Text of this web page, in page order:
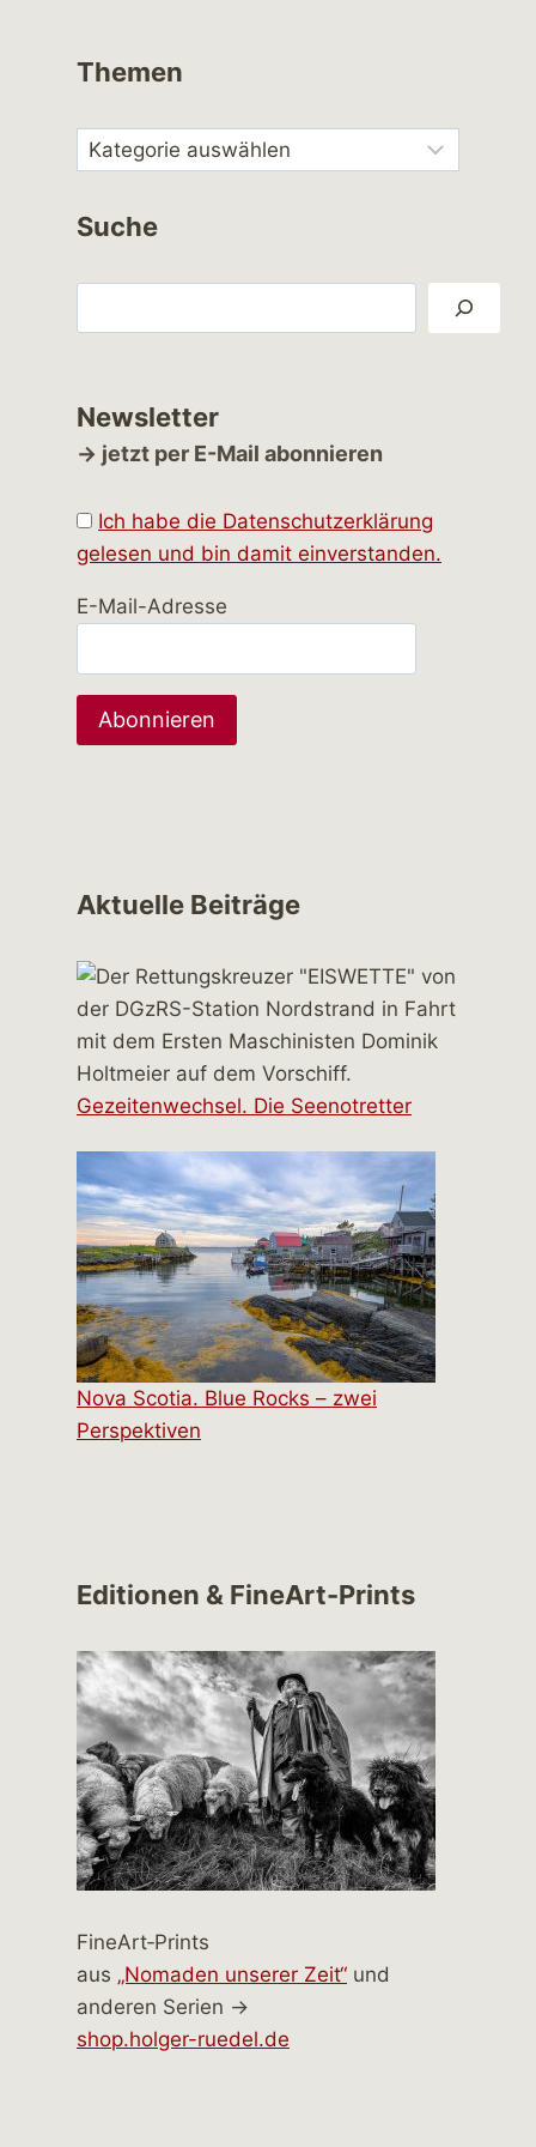
Themen
Suche
Newsletter
→ jetzt per E-Mail abonnieren
Ich habe die Datenschutzerklärung
gelesen und bin damit einverstanden.
E-Mail-Adresse
Aktuelle Beiträge
Gezeitenwechsel. Die Seenotretter
Nova Scotia. Blue Rocks – zwei
Perspektiven
Editionen & FineArt-Prints
FineArt‑Prints
aus „Nomaden unserer Zeit“ und
anderen Serien →
shop.holger-ruedel.de